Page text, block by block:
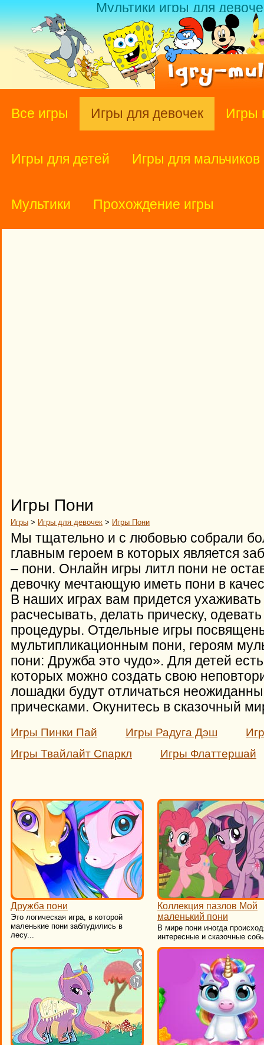
Мультики игры для
Все игры Игры для девочек Игры
Игры для детей Игры для мальчиков
Мультики Прохождение игры
Игры Пони
Игры > Игры для девочек > Игры Пони
Мы тщательно и с любовью собрали
главным героем в которых является
– пони. Онлайн игры литл пони не
девочку мечтающую иметь пони в
В наших играх вам придется
расчесывать, делать прическу,
процедуры. Отдельные игры
мультипликационным пони, героям
пони: Дружба это чудо». Для детей
которых можно создать свою
лошадки будут отличаться
прическами. Окунитесь в сказочный
Игры Пинки Пай Игры Радуга Дэш
Игры Твайлайт Спаркл
Игры Флаттершай
Дружба пони
Это логическая игра, в которой
маленькие пони заблудились в
лесу...
Коллекция пазлов Мой
маленький пони
​В мире пони иногда
интересные и сказочные